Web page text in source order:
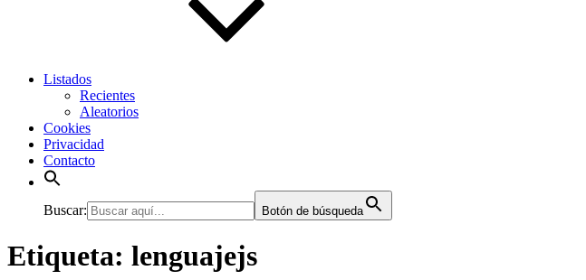
Listados
Recientes
Aleatorios
Cookies
Privacidad
Contacto
Buscar: Botón de búsqueda
Etiqueta: lenguajejs